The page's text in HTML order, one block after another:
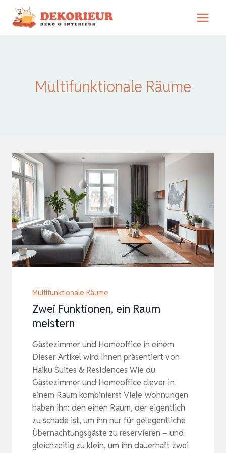
Zum
Inhalt
Multifunktionale Räume
Multifunktionale Räume
Zwei Funktionen, ein Raum
meistern
Gästezimmer und Homeoffice in einem
Dieser Artikel wird Ihnen präsentiert von
Haiku Suites & Residences Wie du
Gästezimmer und Homeoffice clever in
einem Raum kombinierst Viele Wohnungen
haben ihn: den einen Raum, der eigentlich
zu schade ist, um ihn nur für gelegentliche
Übernachtungsgäste zu reservieren – und
gleichzeitig zu klein, um ihn dauerhaft zwei